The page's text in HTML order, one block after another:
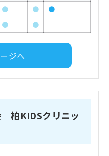
● ●
●
● ●
ジへ
柏KIDSクリニッ